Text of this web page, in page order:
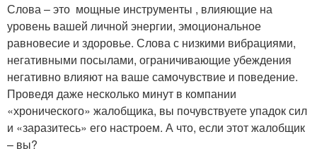
Слова – это мощные инструменты , влияющие на
уровень вашей личной энергии, эмоциональное
равновесие и здоровье. Слова с низкими вибрациями,
негативными посылами, ограничивающие убеждения
негативно влияют на ваше самочувствие и поведение.
Проведя даже несколько минут в компании
«хронического» жалобщика, вы почувствуете упадок сил
и «заразитесь» его настроем. А что, если этот жалобщик
– вы?